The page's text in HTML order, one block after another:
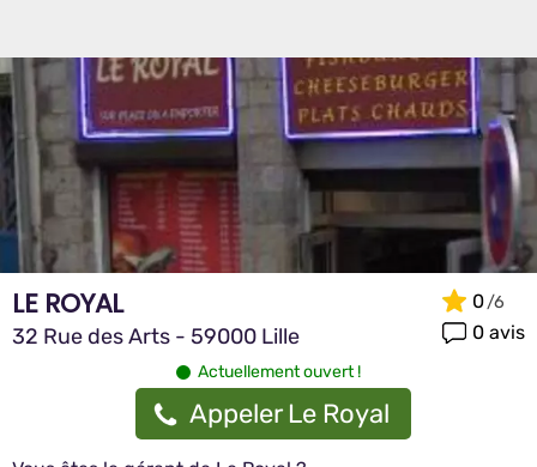
LE ROYAL
32 Rue des Arts - 59000 Lille
0
0 avis
Actuellement ouvert !
Appeler Le Royal